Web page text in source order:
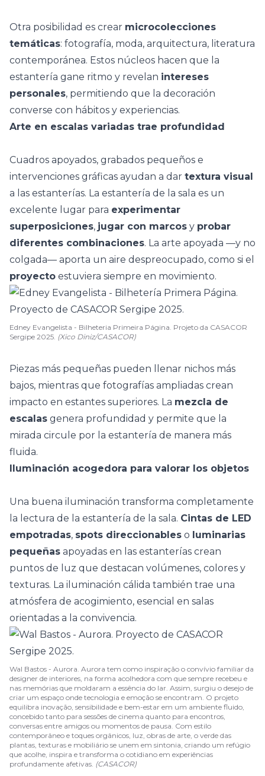
Otra posibilidad es crear microcolecciones
temáticas: fotografía, moda, arquitectura, literatura
contemporánea. Estos núcleos hacen que la
estantería gane ritmo y revelan intereses
personales, permitiendo que la decoración
converse con hábitos y experiencias.
Arte en escalas variadas trae profundidad
Cuadros apoyados, grabados pequeños e
intervenciones gráficas ayudan a dar textura visual
a las estanterías. La estantería de la sala es un
excelente lugar para experimentar
superposiciones, jugar con marcos y probar
diferentes combinaciones. La arte apoyada —y no
colgada— aporta un aire despreocupado, como si el
proyecto estuviera siempre en movimiento.
Edney Evangelista - Bilheteria Primeira Página. Projeto da CASACOR
Sergipe 2025. (Xico Diniz/CASACOR)
Piezas más pequeñas pueden llenar nichos más
bajos, mientras que fotografías ampliadas crean
impacto en estantes superiores. La mezcla de
escalas genera profundidad y permite que la
mirada circule por la estantería de manera más
fluida.
Iluminación acogedora para valorar los objetos
Una buena iluminación transforma completamente
la lectura de la estantería de la sala. Cintas de LED
empotradas, spots direccionables o luminarias
pequeñas apoyadas en las estanterías crean
puntos de luz que destacan volúmenes, colores y
texturas. La iluminación cálida también trae una
atmósfera de acogimiento, esencial en salas
orientadas a la convivencia.
Wal Bastos - Aurora. Aurora tem como inspiração o convívio familiar da
designer de interiores, na forma acolhedora com que sempre recebeu e
nas memórias que moldaram a essência do lar. Assim, surgiu o desejo de
criar um espaço onde tecnologia e emoção se encontram. O projeto
equilibra inovação, sensibilidade e bem-estar em um ambiente fluido,
concebido tanto para sessões de cinema quanto para encontros,
conversas entre amigos ou momentos de pausa. Com estilo
contemporâneo e toques orgânicos, luz, obras de arte, o verde das
plantas, texturas e mobiliário se unem em sintonia, criando um refúgio
que acolhe, inspira e transforma o cotidiano em experiências
profundamente afetivas. (CASACOR)